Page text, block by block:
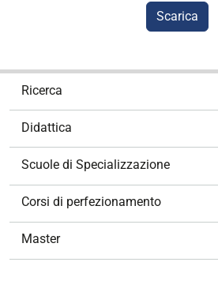
Scarica
Ricerca
Didattica
Scuole di Specializzazione
Corsi di perfezionamento
Master